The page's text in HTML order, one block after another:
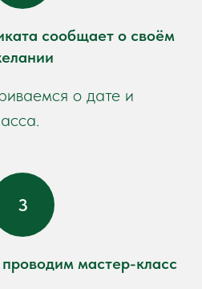
сообщает о своём
о дате и
мастер-класс